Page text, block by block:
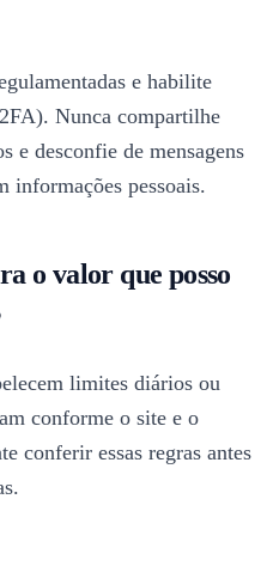
e habilite
Nunca compartilhe
e desconfie de mensagens
informações pessoais.
o valor que posso
limites diários ou
conforme o site e o
conferir essas regras antes